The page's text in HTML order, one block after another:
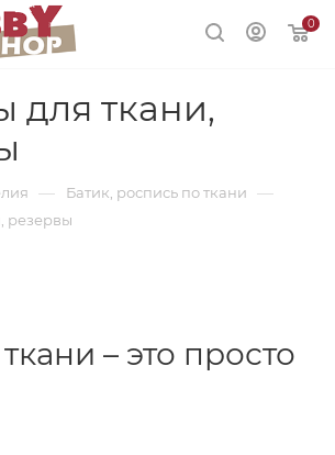
0
для ткани,
— Батик, роспись по ткани —
резервы
– это просто